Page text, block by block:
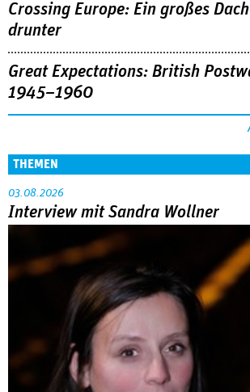
Crossing Europe: Ein großes
drunter
Great Expectations: British
1945–1960
THEMEN
03.08.2026
Interview mit Sandra Wollner